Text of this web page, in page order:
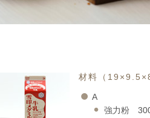
材料（
A
強力粉